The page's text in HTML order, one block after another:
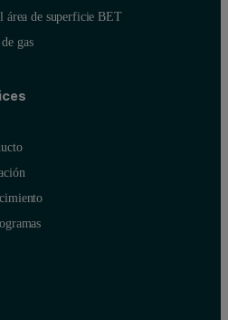
área de superficie BET
gas